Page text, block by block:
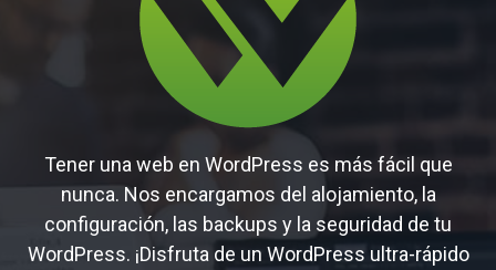
Tener una web en WordPress es más fácil que
nunca. Nos encargamos del alojamiento, la
configuración, las backups y la seguridad de tu
WordPress. ¡Disfruta de un WordPress ultra-rápido